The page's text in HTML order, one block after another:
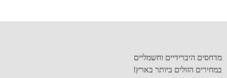
מדחסים היברידיים וחשמליים
במחירים הזולים ביותר בארץ!